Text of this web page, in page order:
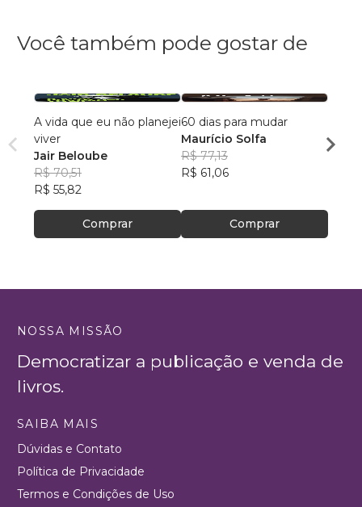
Você também pode gostar de
A vida que eu não planejei
viver
Jair Beloube
R$ 70,51
R$ 55,82
Comprar
60 dias para mudar
Maurício Solfa
R$ 77,13
R$ 61,06
Comprar
R$
NOSSA MISSÃO
Democratizar a publicação e venda de
livros.
SAIBA MAIS
Dúvidas e Contato
Política de Privacidade
Termos e Condições de Uso